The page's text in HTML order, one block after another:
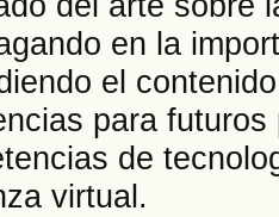
en la
el
para
de
virtual.